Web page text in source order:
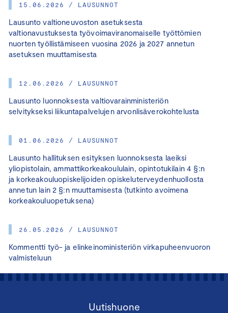
15.06.2026 / LAUSUNNOT
Lausunto valtioneuvoston asetuksesta
valtionavustuksesta työvoimaviranomaiselle työttömien
nuorten työllistämiseen vuosina 2026 ja 2027 annetun
asetuksen muuttamisesta
12.06.2026 / LAUSUNNOT
Lausunto luonnoksesta valtiovarainministeriön
selvitykseksi liikuntapalvelujen arvonlisäverokohtelusta
01.06.2026 / LAUSUNNOT
Lausunto hallituksen esityksen luonnoksesta laeiksi
yliopistolain, ammattikorkeakoululain, opintotukilain 4 §:n
ja korkeakouluopiskelijoiden opiskeluterveydenhuollosta
annetun lain 2 §:n muuttamisesta (tutkinto avoimena
korkeakouluopetuksena)
26.05.2026 / LAUSUNNOT
Kommentti työ- ja elinkeinoministeriön virkapuheenvuoron
valmisteluun
Uutishuone